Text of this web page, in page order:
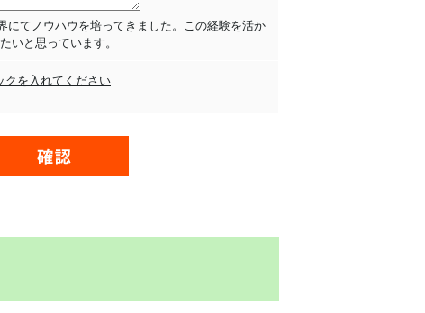
てノウハウを培ってきました。この経験を活か
いと思っています。
クを入れてください